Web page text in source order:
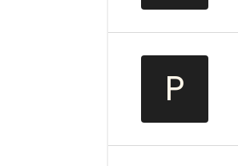
P